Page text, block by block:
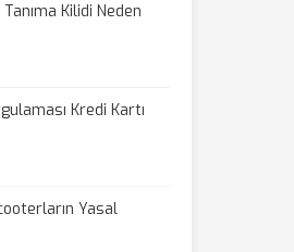
Kilidi Neden
Kredi Kartı
Yasal